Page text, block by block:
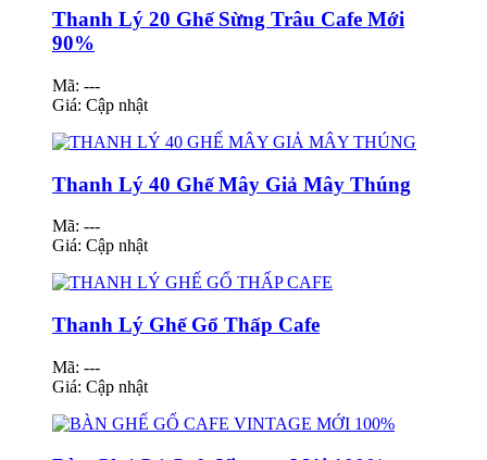
Thanh Lý 20 Ghế Sừng Trâu Cafe Mới
90%
Mã: ---
Giá: Cập nhật
Thanh Lý 40 Ghế Mây Giả Mây Thúng
Mã: ---
Giá: Cập nhật
Thanh Lý Ghế Gổ Thấp Cafe
Mã: ---
Giá: Cập nhật